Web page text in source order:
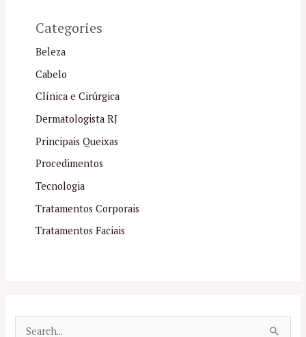
Categories
Beleza
Cabelo
Clínica e Cirúrgica
Dermatologista RJ
Principais Queixas
Procedimentos
Tecnologia
Tratamentos Corporais
Tratamentos Faciais